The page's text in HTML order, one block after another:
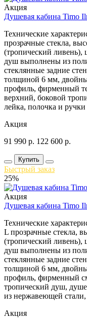
Акция
Душевая кабина Timo
Технические
прозрачные стекла,
(тропический ливень),
душ выполнены из
стеклянные задние
толщиной 6 мм,
профиль, фирменный
верхний, боковой
лейка, полочка и
Акция
91 990 р. 122 600 р.
Купить
Быстрый заказ
25%
Акция
Душевая кабина Timo
Технические
L прозрачные стекла,
(тропический ливень),
душ выполнены из
стеклянные задние
толщиной 6 мм,
профиль, фирменный
тропический душ,
из нержавеющей стали,
Акция